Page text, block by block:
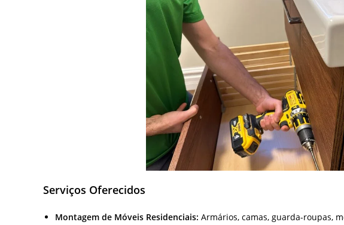
Serviços Oferecidos
Montagem de Móveis Residenciais: Armários, camas, guarda-roupas,